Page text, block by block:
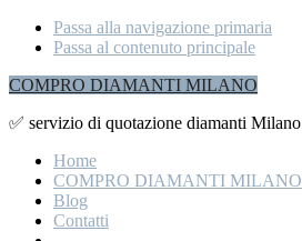
Passa alla navigazione primaria
Passa al contenuto principale
COMPRO DIAMANTI MILANO
✅ servizio di quotazione diamanti Milano
Home
COMPRO DIAMANTI MILANO
Blog
Contatti